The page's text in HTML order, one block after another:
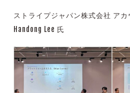
ストライプジャパン株式会社 ア
Handong Lee 氏